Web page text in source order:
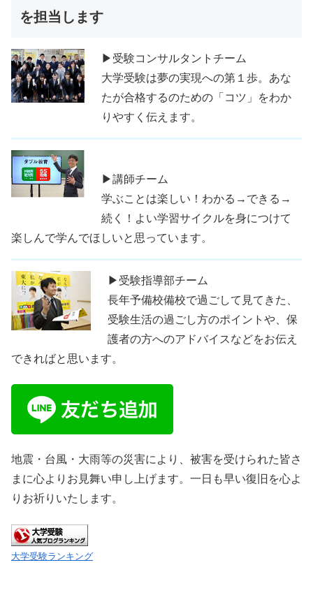
を担当します
▶受験コンサルタントチーム
大学受験は夢の実現への第１歩。あな
たが合格するのための「コツ」をわか
りやすく伝えます。
▶講師チーム
学ぶことは楽しい！わかる→できる→
続く！よい学習サイクルを身につけて
楽しんで学んでほしいと思っています。
▶受験指導部チーム
長年予備校備校で過ごして見てきた、
受験生活の過ごし方のポイントや、保
護者の方へのアドバイスなどをお伝え
できればと思います。
地震・台風・大雨等の災害により、被害を受けられた皆さ
まに心よりお見舞い申し上げます。一日も早い復旧を心よ
りお祈りいたします。
大学受験ランキング